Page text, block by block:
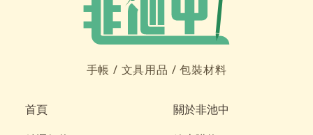
手帳 / 文具用品 /包裝材料
首頁
關於非池中